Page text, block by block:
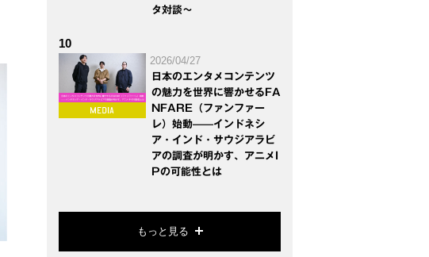
タ対談～
10
2026/04/27
日本のエンタメコンテンツ
の魅力を世界に響かせるFA
NFARE（ファンファー
レ）始動——インドネシ
ア・インド・サウジアラビ
アの調査が明かす、アニメI
Pの可能性とは
もっと見る